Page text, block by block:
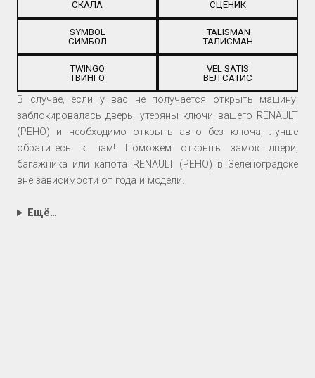
СКАЛА
СЦЕНИК
SYMBOL
СИМБОЛ
TALISMAN
ТАЛИСМАН
TWINGO
ТВИНГО
VEL SATIS
ВЕЛ САТИС
В случае, если у вас не получается открыть машину:
заблокировалась дверь, утеряны ключи вашего RENAULT
(РЕНО) и необходимо открыть авто без ключа, лучше
обратитесь к нам! Поможем открыть замок двери,
багажника или капота RENAULT (РЕНО) в Зеленоградске
вне зависимости от года и модели.
Ещё…